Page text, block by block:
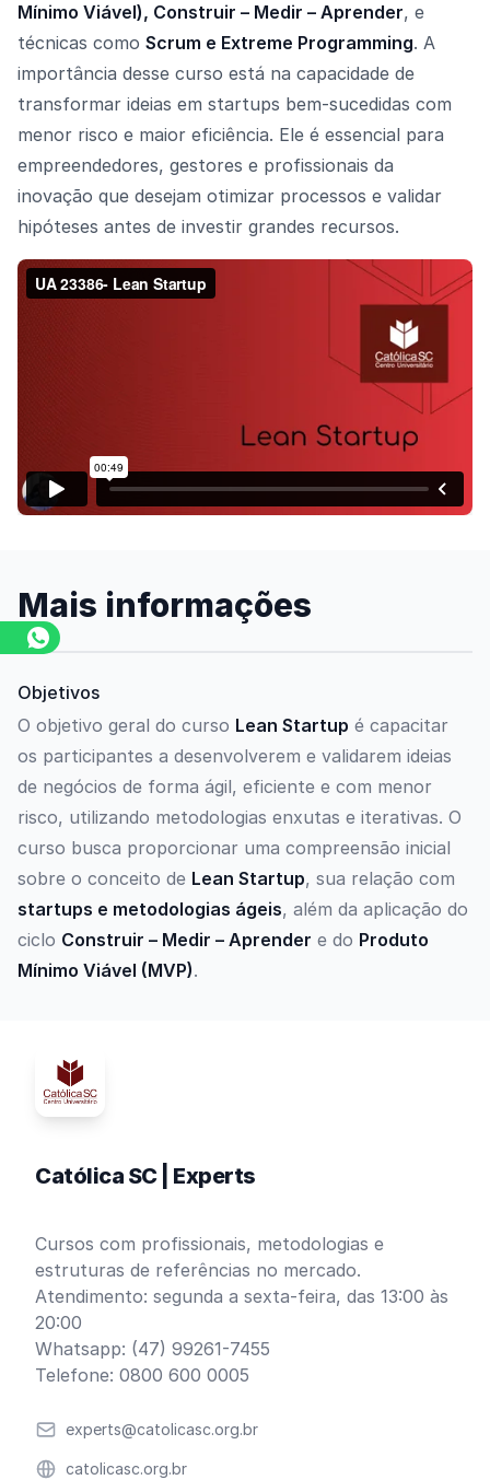
Mínimo Viável), Construir – Medir – Aprender, e
técnicas como Scrum e Extreme Programming. A
importância desse curso está na capacidade de
transformar ideias em startups bem-sucedidas com
menor risco e maior eficiência. Ele é essencial para
empreendedores, gestores e profissionais da
inovação que desejam otimizar processos e validar
hipóteses antes de investir grandes recursos.
Mais informações
Objetivos
O objetivo geral do curso Lean Startup é capacitar
os participantes a desenvolverem e validarem ideias
de negócios de forma ágil, eficiente e com menor
risco, utilizando metodologias enxutas e iterativas. O
curso busca proporcionar uma compreensão inicial
sobre o conceito de Lean Startup, sua relação com
startups e metodologias ágeis, além da aplicação do
ciclo Construir – Medir – Aprender e do Produto
Mínimo Viável (MVP).
Católica SC | Experts
Cursos com profissionais, metodologias e
estruturas de referências no mercado.
Atendimento: segunda a sexta-feira, das 13:00 às
20:00
Whatsapp: (47) 99261-7455
Telefone: 0800 600 0005
Emailexperts@catolicasc.org.br
Websitecatolicasc.org.br